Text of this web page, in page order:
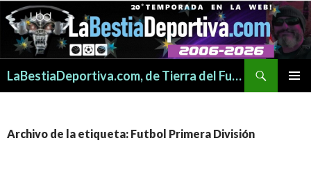
LaBestiaDeportiva.com, de Tierra del Fuego para todo el mundo
Archivo de la etiqueta: Futbol Primera División